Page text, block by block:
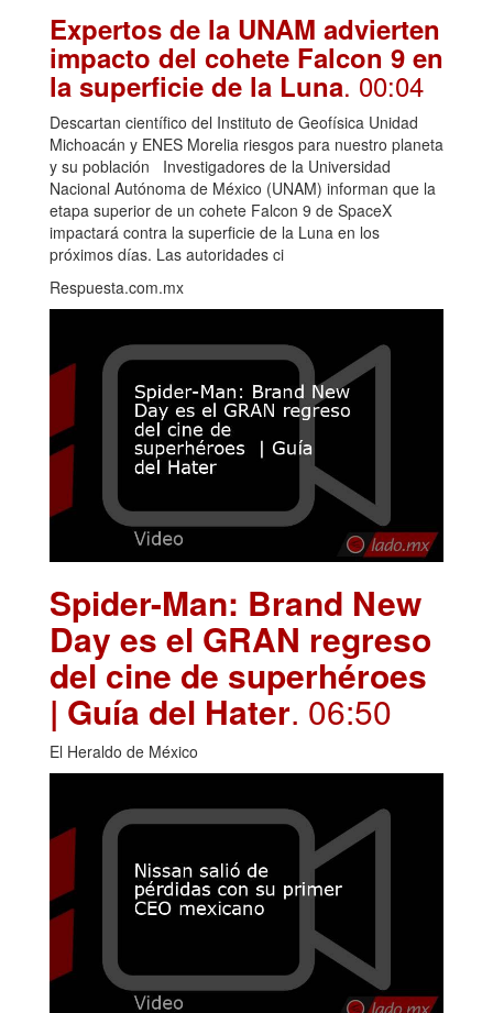
Expertos de la UNAM advierten
impacto del cohete Falcon 9 en
la superficie de la Luna. 00:04
Descartan científico del Instituto de Geofísica Unidad
Michoacán y ENES Morelia riesgos para nuestro planeta
y su población Investigadores de la Universidad
Nacional Autónoma de México (UNAM) informan que la
etapa superior de un cohete Falcon 9 de SpaceX
impactará contra la superficie de la Luna en los
próximos días. Las autoridades ci
Respuesta.com.mx
Spider-Man: Brand New
Day es el GRAN regreso
del cine de superhéroes
| Guía del Hater. 06:50
El Heraldo de México